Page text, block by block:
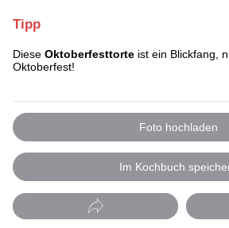
Tipp
Diese Oktoberfesttorte ist ein Blickfang,
Oktoberfest!
Foto hochladen
Im Kochbuch